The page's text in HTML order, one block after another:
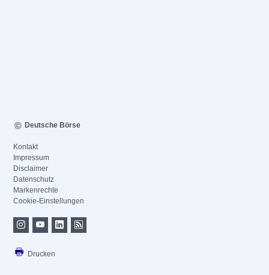
Deutsche Börse
Kontakt
Impressum
Disclaimer
Datenschutz
Markenrechte
Cookie-Einstellungen
Drucken